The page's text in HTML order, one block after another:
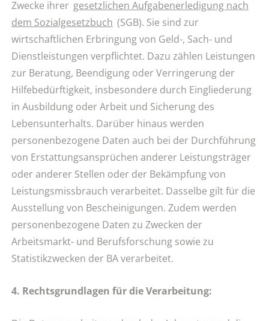
Zwecke ihrer gesetzlichen Aufgabenerledigung nach
dem Sozialgesetzbuch (SGB). Sie sind zur
wirtschaftlichen Erbringung von Geld-, Sach- und
Dienstleistungen verpflichtet. Dazu zählen Leistungen
zur Beratung, Beendigung oder Verringerung der
Hilfebedürftigkeit, insbesondere durch Eingliederung
in Ausbildung oder Arbeit und Sicherung des
Lebensunterhalts. Darüber hinaus werden
personenbezogene Daten auch bei der Durchführung
von Erstattungsansprüchen anderer Leistungsträger
oder anderer Stellen oder der Bekämpfung von
Leistungsmissbrauch verarbeitet. Dasselbe gilt für die
Ausstellung von Bescheinigungen. Zudem werden
personenbezogene Daten zu Zwecken der
Arbeitsmarkt- und Berufsforschung sowie zu
Statistikzwecken der BA verarbeitet.
4. Rechtsgrundlagen für die Verarbeitung: